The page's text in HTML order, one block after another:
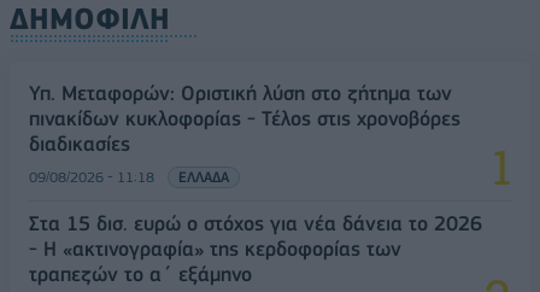
ΔΗΜΟΦΙΛΗ
Υπ. Μεταφορών: Οριστική λύση στο ζήτημα των
πινακίδων κυκλοφορίας - Τέλος στις χρονοβόρες
διαδικασίες
09/08/2026 - 11:18 ΕΛΛΑΔΑ
Στα 15 δισ. ευρώ ο στόχος για νέα δάνεια το 2026
- Η «ακτινογραφία» της κερδοφορίας των
τραπεζών το α΄ εξάμηνο